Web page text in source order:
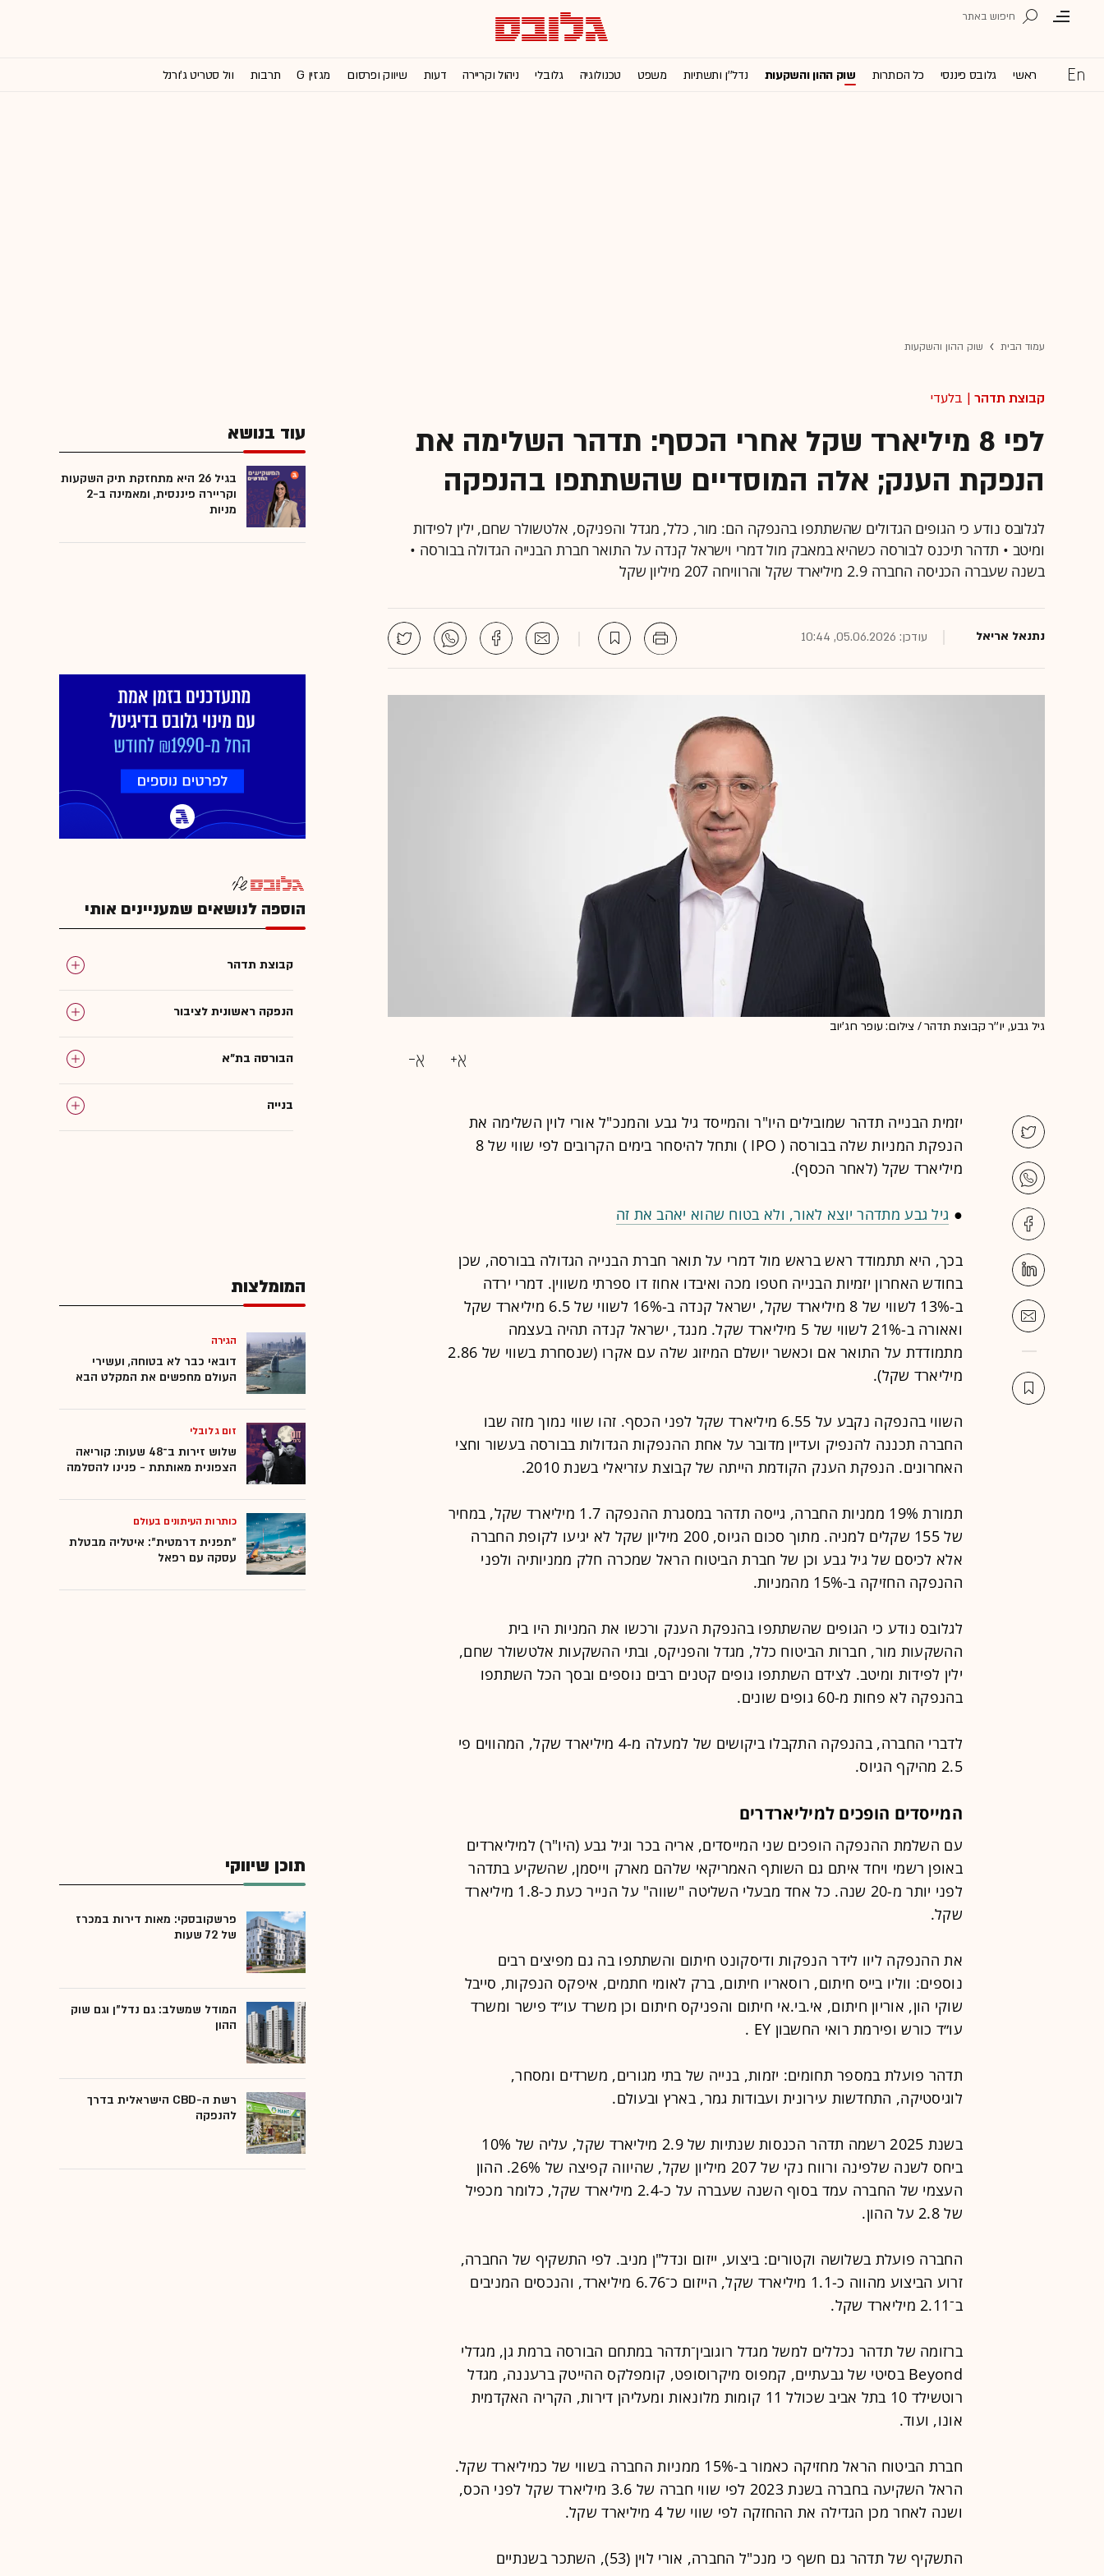
ראשי גלובס פיננסי כל הכותרות שוק ההון והשקעות נדל''ן ותשתיות משפט טכנולוגיה גלובלי ניהול וקריירה דעות שיווק ופרסום מגזין G תרבות וול סטריט ג'ורנל
עמוד הבית שוק ההון והשקעות
קבוצת תדהר | בלעדי
לפי 8 מיליארד שקל אחרי הכסף: תדהר השלימה את
הנפקת הענק; אלה המוסדיים שהשתתפו בהנפקה
לגלובס נודע כי הגופים הגדולים שהשתתפו בהנפקה הם: מור, כלל, מגדל והפניקס, אלטשולר שחם, ילין לפידות
ומיטב • תדהר תיכנס לבורסה כשהיא במאבק מול דמרי וישראל קנדה על התואר חברת הבנייה הגדולה בבורסה •
בשנה שעברה הכניסה החברה 2.9 מיליארד שקל והרוויחה 207 מיליון שקל
נתנאל אריאל עודכן: 05.06.2026, 10:44
גיל גבע, יו''ר קבוצת תדהר / צילום: עופר חג'יוב
יזמית הבנייה תדהר שמובילים היו"ר והמייסד גיל גבע והמנכ"ל אורי לוין השלימה את
הנפקת המניות שלה בבורסה ( IPO ) ותחל להיסחר בימים הקרובים לפי שווי של 8
מיליארד שקל (לאחר הכסף).
● גיל גבע מתדהר יוצא לאור, ולא בטוח שהוא יאהב את זה
בכך, היא תתמודד ראש בראש מול דמרי על תואר חברת הבנייה הגדולה בבורסה, שכן
בחודש האחרון יזמיות הבנייה חטפו מכה ואיבדו אחוז דו ספרתי משווין. דמרי ירדה
ב-13% לשווי של 8 מיליארד שקל, ישראל קנדה ב-16% לשווי של 6.5 מיליארד שקל
ואאורה ב-21% לשווי של 5 מיליארד שקל. מנגד, ישראל קנדה תהיה בעצמה
מתמודדת על התואר אם וכאשר יושלם המיזוג שלה עם אקרו (שנסחרת בשווי של 2.86
מיליארד שקל).
השווי בהנפקה נקבע על 6.55 מיליארד שקל לפני הכסף. זהו שווי נמוך מזה שבו
החברה תכננה להנפיק ועדיין מדובר על אחת ההנפקות הגדולות בבורסה בעשור וחצי
האחרונים. הנפקת הענק הקודמת הייתה של קבוצת עזריאלי בשנת 2010.
תמורת 19% ממניות החברה, גייסה תדהר במסגרת ההנפקה 1.7 מיליארד שקל, במחיר
של 155 שקלים למניה. מתוך סכום הגיוס, 200 מיליון שקל לא יגיעו לקופת החברה
אלא לכיסם של גיל גבע וכן של חברת הביטוח הראל שמכרה חלק ממניותיה ולפני
ההנפקה החזיקה ב-15% מהמניות.
לגלובס נודע כי הגופים שהשתתפו בהנפקת הענק ורכשו את המניות היו בית
ההשקעות מור, חברות הביטוח כלל, מגדל והפניקס, ובתי ההשקעות אלטשולר שחם,
ילין לפידות ומיטב. לצידם השתתפו גופים קטנים רבים נוספים ובסך הכל השתתפו
בהנפקה לא פחות מ-60 גופים שונים.
לדברי החברה, בהנפקה התקבלו ביקושים של למעלה מ-4 מיליארד שקל, המהווים פי
2.5 מהיקף הגיוס.
המייסדים הופכים למיליארדרים
עם השלמת ההנפקה הופכים שני המייסדים, אריה בכר וגיל גבע (היו"ר) למיליארדים
באופן רשמי ויחד איתם גם השותף האמריקאי שלהם מארק וייסמן, שהשקיע בתדהר
לפני יותר מ-20 שנה. כל אחד מבעלי השליטה "שווה" על הנייר כעת כ-1.8 מיליארד
שקל.
את ההנפקה ליוו לידר הנפקות ודיסקונט חיתום והשתתפו בה גם מפיצים רבים
נוספים: ווליו בייס חיתום, רוסאריו חיתום, ברק לאומי חתמים, איפקס הנפקות, סייבל
שוקי הון, אוריון חיתום, אי.בי.אי חיתום והפניקס חיתום וכן משרד עו״ד פישר ומשרד
עו״ד כורש ופירמת רואי החשבון EY .
תדהר פועלת במספר תחומים: יזמות, בנייה של בתי מגורים, משרדים ומסחר,
לוגיסטיקה, התחדשות עירונית ועבודות גמר, בארץ ובעולם.
בשנת 2025 רשמה תדהר הכנסות שנתיות של 2.9 מיליארד שקל, עליה של 10%
ביחס לשנה שלפינה ורווח נקי של 207 מיליון שקל, שהיווה קפיצה של 26%. ההון
העצמי של החברה עמד בסוף השנה שעברה על כ-2.4 מיליארד שקל, כלומר מכפיל
של 2.8 על ההון.
החברה פועלת בשלושה וקטורים: ביצוע, ייזום ונדל"ן מניב. לפי התשקיף של החברה,
זרוע הביצוע מהווה כ-1.1 מיליארד שקל, הייזום כ־6.76 מיליארד, והנכסים המניבים
ב־2.11 מיליארד שקל.
ברזומה של תדהר נכללים למשל מגדל רוגובין־תדהר במתחם הבורסה ברמת גן, מגדלי
Beyond בסיטי של גבעתיים, קמפוס מיקרוסופט, קומפלקס ההייטק ברעננה, מגדל
רוטשילד 10 בתל אביב שכולל 11 קומות מלונאות ומעליהן דירות, הקריה האקדמית
אונו, ועוד.
חברת הביטוח הראל מחזיקה כאמור ב-15% ממניות החברה בשווי של כמיליארד שקל.
הראל השקיעה בחברה בשנת 2023 לפי שווי חברה של 3.6 מיליארד שקל לפני הכס,
ושנה לאחר מכן הגדילה את ההחזקה לפי שווי של 4 מיליארד שקל.
התשקיף של תדהר גם חשף כי מנכ"ל החברה, אורי לוין (53), השתכר בשנתיים
עוד בנושא
בגיל 26 היא מתחזקת תיק השקעות
וקריירה פיננסית, ומאמינה ב-2
מניות
הוספה לנושאים שמעניינים אותי
קבוצת תדהר
הנפקה ראשונית לציבור
הבורסה בת"א
בנייה
המומלצות
הגירה
דובאי כבר לא בטוחה, ועשירי
העולם מחפשים את המקלט הבא
זום גלובלי
שלוש זירות ב־48 שעות: קוריאה
הצפונית מאותתת - פנינו להסלמה
כותרות העיתונים בעולם
"תפנית דרמטית": איטליה מבטלת
עסקה עם רפאל
תוכן שיווקי
פרשקובסקי: מאות דירות במכרז
של 72 שעות
המודל שמשלב: גם נדל"ן וגם שוק
ההון
רשת ה-CBD הישראלית בדרך
להנפקה